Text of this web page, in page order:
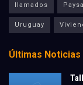
llamados
Uruguay
Últimas Noticias